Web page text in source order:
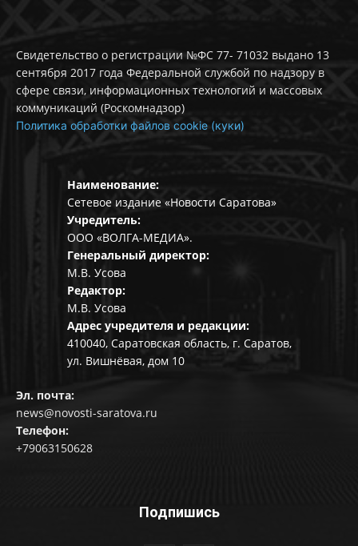
Свидетельство о регистрации №ФС 77- 71032 выдано 13
сентября 2017 года Федеральной службой по надзору в
сфере связи, информационных технологий и массовых
коммуникаций (Роскомнадзор)
Политика обработки файлов cookie (куки)
Наименование:
Сетевое издание «Новости Саратова»
Учредитель:
ООО «ВОЛГА-МЕДИА».
Генеральный директор:
М.В. Усова
Редактор:
М.В. Усова
Адрес учредителя и редакции:
410040, Саратовская область, г. Саратов,
ул. Вишнёвая, дом 10
Эл. почта:
news@novosti-saratova.ru
Телефон:
+79063150628
Подпишись